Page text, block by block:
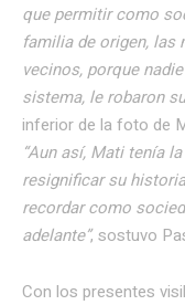
que permitir como
familia de origen, las
vecinos, porque
sistema, le robaron
inferior de la foto de
“Aun así, Mati tenía
resignificar su
recordar como
adelante”, sostuvo
Con los presentes